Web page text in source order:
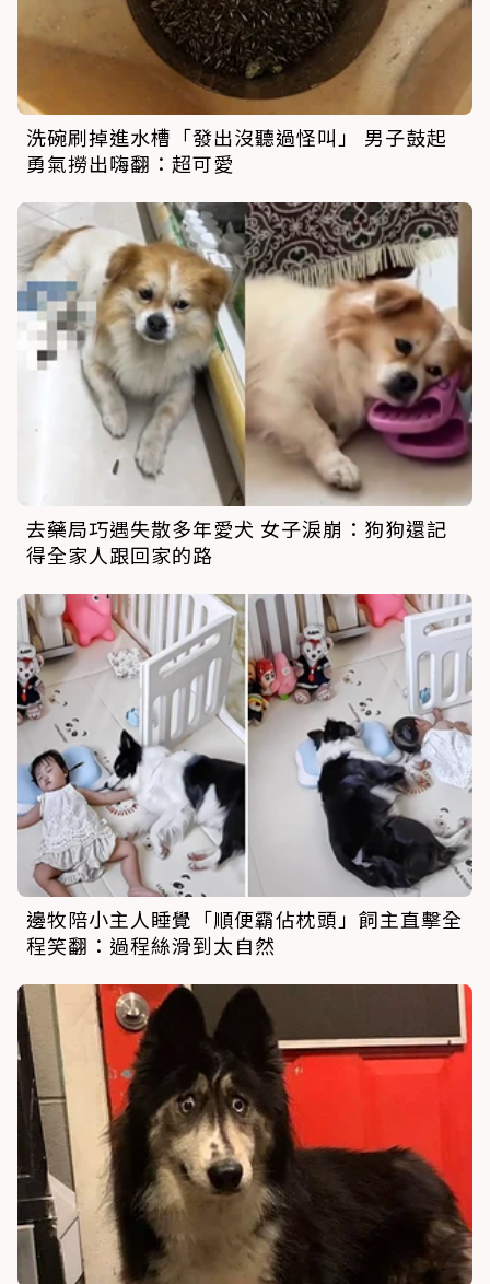
洗碗刷掉進水槽「發出沒聽過怪叫」 男子鼓起
勇氣撈出嗨翻：超可愛
去藥局巧遇失散多年愛犬 女子淚崩：狗狗還記
得全家人跟回家的路
邊牧陪小主人睡覺「順便霸佔枕頭」飼主直擊全
程笑翻：過程絲滑到太自然